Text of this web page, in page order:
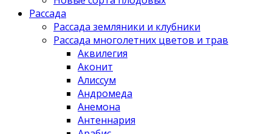
Рассада
Рассада земляники и клубники
Рассада многолетних цветов и трав
Аквилегия
Аконит
Алиссум
Андромеда
Анемона
Антеннария